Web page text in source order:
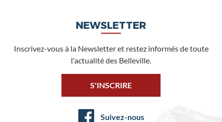
NEWSLETTER
Inscrivez-vous à la Newsletter et restez informés de toute
l'actualité des Belleville.
S'INSCRIRE
Suivez-nous